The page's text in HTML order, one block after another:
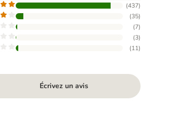
(437)
(35)
(7)
(3)
(11)
Écrivez un avis